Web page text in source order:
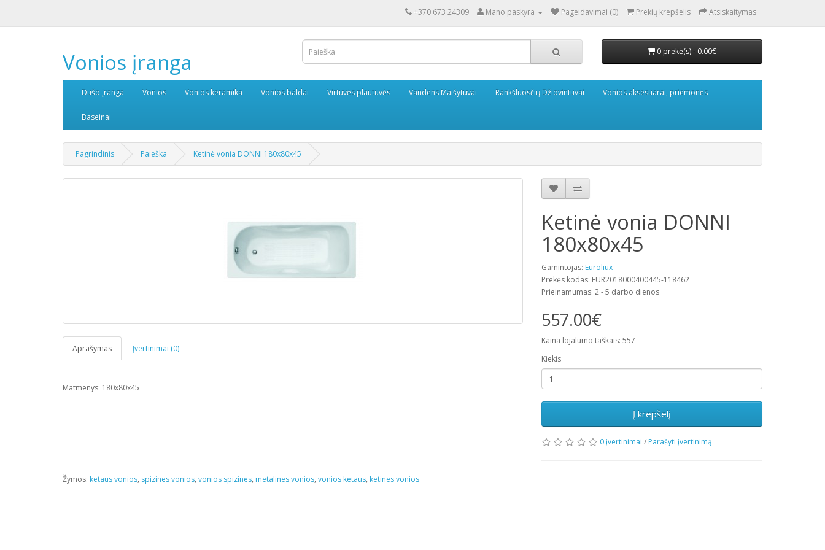
+370 673 24309 Mano paskyra Pageidavimai (0) Prekių krepšelis Atsiskaitymas
Vonios įranga 0 prekė(s) - 0.00€
Dušo įranga Vonios Vonios keramika Vonios baldai Virtuvės plautuvės Vandens Maišytuvai Rankšluosčių Džiovintuvai Vonios aksesuarai, priemonės
Baseinai
Pagrindinis Paieška Ketinė vonia DONNI 180x80x45
Aprašymas Įvertinimai (0)
-
Matmenys: 180x80x45
Ketinė vonia DONNI
180x80x45
Gamintojas: Euroliux
Prekės kodas: EUR2018000400445-118462
Prieinamumas: 2 - 5 darbo dienos
557.00€
Kaina lojalumo taškais: 557
Kiekis
Į krepšelį
0 įvertinimai / Parašyti įvertinimą
Žymos: ketaus vonios, spizines vonios, vonios spizines, metalines vonios, vonios ketaus, ketines vonios